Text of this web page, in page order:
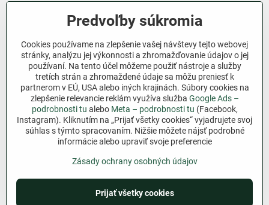
Všetko o nákupe
Ďakujeme za podporu
Sme slovenský e-shop bez dotácií​. Fungujeme len
vďaka vám – ľuďom, ktorí veria v poctivú prácu a
lásku k pôde​. Každý nákup na Jutro​.sk nám pomáha
pokračovať v tom, čo má zmysel – pomáhať
záhradkárom zadarmo a srdcom​.
©2026Copyright
Predvoľby súkromiaZásady ochrany osobných údajov
Predvoľby súkromia
Cookies používame na zlepšenie vašej návštevy tejto webovej
stránky, analýzu jej výkonnosti a zhromažďovanie údajov o jej
používaní. Na tento účel môžeme použiť nástroje a služby
tretích strán a zhromaždené údaje sa môžu preniesť k
partnerom v EÚ, USA alebo iných krajinách. Súbory cookies na
zlepšenie relevancie reklám využíva služba Google Ads –
podrobnosti tu alebo Meta – podrobnosti tu (Facebook,
Instagram). Kliknutím na „Prijať všetky cookies“ vyjadrujete svoj
súhlas s týmto spracovaním. Nižšie môžete nájsť podrobné
informácie alebo upraviť svoje preferencie
Zásady ochrany osobných údajov
Prijať všetky cookies